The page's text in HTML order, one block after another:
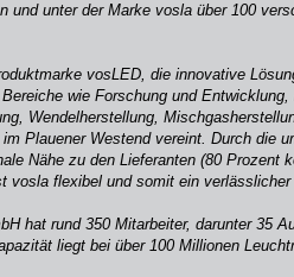
und unter der Marke vosla über 100
vosLED, die innovative
wie Forschung und
Wendelherstellung,
im Plauener Westend vereint. Durch die
Nähe zu den Lieferanten (80 Prozent
vosla flexibel und somit ein verlässlicher
hat rund 350 Mitarbeiter, darunter 35
liegt bei über 100 Millionen